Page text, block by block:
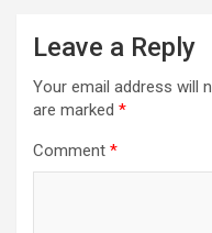
Leave a Reply
Your email address will
are marked *
Comment *